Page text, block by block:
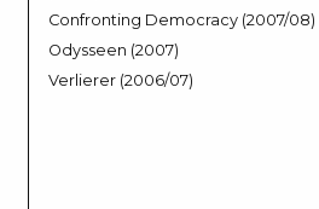
Confronting Democracy (2007/08)
Odysseen (2007)
Verlierer (2006/07)